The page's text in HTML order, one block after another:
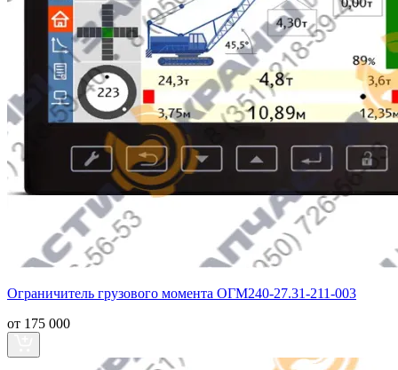
Ограничитель грузового момента ОГМ240-27.31-211-003
от 175 000